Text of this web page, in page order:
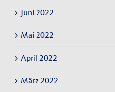
Juni 2022
Mai 2022
April 2022
März 2022